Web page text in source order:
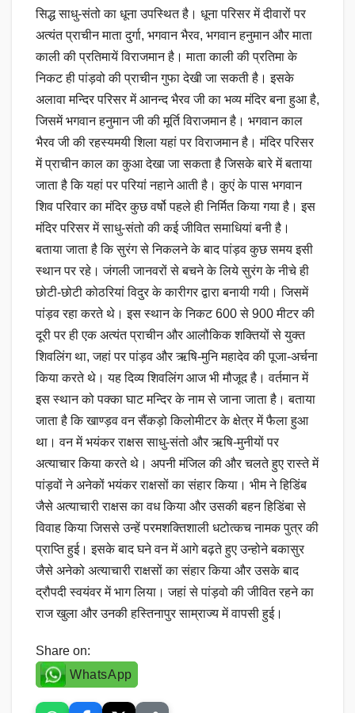
सिद्ध साधु-संतो का धूना उपस्थित है। धूना परिसर में दीवारों पर
अत्यंत प्राचीन माता दुर्गा, भगवान भैरव, भगवान हनुमान और माता
काली की प्रतिमायें विराजमान है। माता काली की प्रतिमा के
निकट ही पांड़वो की प्राचीन गुफा देखी जा सकती है। इसके
अलावा मन्दिर परिसर में आनन्द भैरव जी का भव्य मंदिर बना हुआ है,
जिसमें भगवान हनुमान जी की मूर्ति विराजमान है। भगवान काल
भैरव जी की रहस्यमयी शिला यहां पर विराजमान है। मंदिर परिसर
में प्राचीन काल का कुआ देखा जा सकता है जिसके बारे में बताया
जाता है कि यहां पर परियां नहाने आती है। कुएं के पास भगवान
शिव परिवार का मंदिर कुछ वर्षो पहले ही निर्मित किया गया है। इस
मंदिर परिसर में साधु-संतो की कई जीवित समाधियां बनी है।
बताया जाता है कि सुरंग से निकलने के बाद पांड़व कुछ समय इसी
स्थान पर रहे। जंगली जानवरों से बचने के लिये सुरंग के नीचे ही
छोटी-छोटी कोठरियां विदुर के कारीगर द्वारा बनायी गयी। जिसमें
पांड़व रहा करते थे। इस स्थान के निकट 600 से 900 मीटर की
दूरी पर ही एक अत्यंत प्राचीन और आलौकिक शक्तियों से युक्त
शिवलिंग था, जहां पर पांड़व और ऋषि-मुनि महादेव की पूजा-अर्चना
किया करते थे। यह दिव्य शिवलिंग आज भी मौजूद है। वर्तमान में
इस स्थान को पक्का घाट मन्दिर के नाम से जाना जाता है। बताया
जाता है कि खाण्ड़व वन सैंकड़ो किलोमीटर के क्षेत्र में फैला हुआ
था। वन में भयंकर राक्षस साधु-संतो और ऋषि-मुनीयों पर
अत्याचार किया करते थे। अपनी मंजिल की और चलते हुए रास्ते में
पांड़वों ने अनेकों भयंकर राक्षसों का संहार किया। भीम ने हिडिंब
जैसे अत्याचारी राक्षस का वध किया और उसकी बहन हिडिंबा से
विवाह किया जिससे उन्हें परमशक्तिशाली धटोत्कच नामक पुत्र की
प्राप्ति हुई। इसके बाद घने वन में आगे बढ़ते हुए उन्होने बकासुर
जैसे अनेको अत्याचारी राक्षसों का संहार किया और उसके बाद
द्रौपदी स्वयंवर में भाग लिया। जहां से पांड़वो की जीवित रहने का
राज खुला और उनकी हस्तिनापुर साम्राज्य में वापसी हुई।
Share on:
WhatsApp